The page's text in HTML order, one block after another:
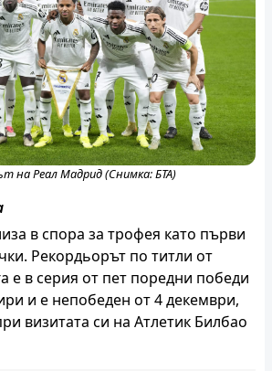
на Реал Мадрид (Снимка: БТА)
в спора за трофея като първи
Рекордьорът по титли от
е в серия от пет поредни победи
и е непобеден от 4 декември,
визитата си на Атлетик Билбао